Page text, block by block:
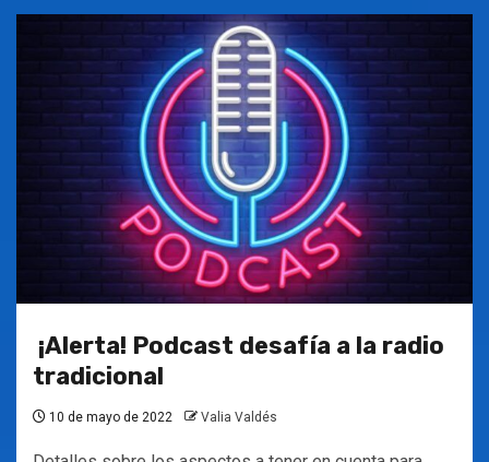
¡Alerta! Podcast desafía a la radio
tradicional
10 de mayo de 2022 Valia Valdés